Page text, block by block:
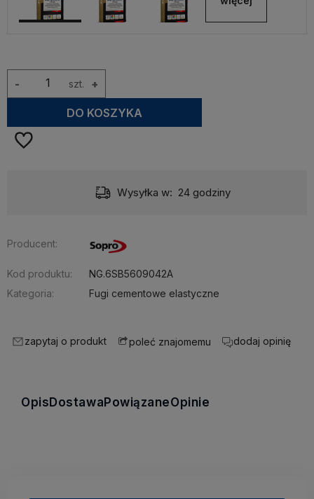
szt. +
-
DO KOSZYKA
Dostawa: Darmowa
Producent:
Kod produktu:
NG.6SB5609042A
Kategoria:
Fugi cementowe elastyczne
zapytaj o produkt poleć znajomemu dodaj opinię
Opis Dostawa PowiązaneOpinie